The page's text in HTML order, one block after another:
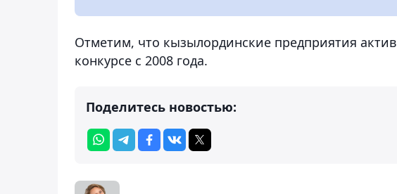
Отметим, что кызылординские предприятия
конкурсе с 2008 года.
Поделитесь новостью: